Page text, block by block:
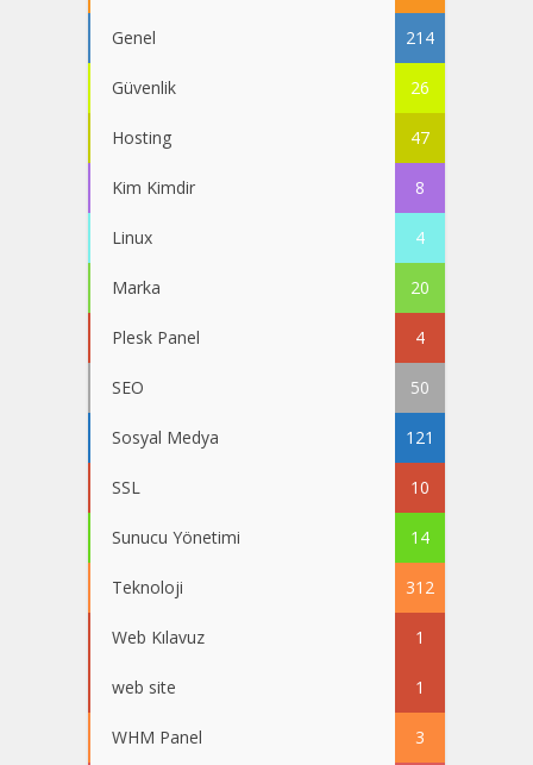
Genel 214
Güvenlik 26
Hosting 47
Kim Kimdir 8
Linux 4
Marka 20
Plesk Panel 4
SEO 50
Sosyal Medya 121
SSL 10
Sunucu Yönetimi 14
Teknoloji 312
Web Kılavuz 1
web site 1
WHM Panel 3